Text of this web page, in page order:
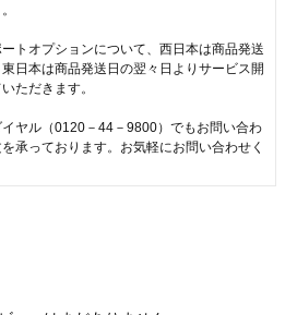
トオプションについて、西日本は商品発送
東日本は商品発送日の翌々日よりサービス開
ただきます。
ヤル（0120－44－9800）でもお問い合わ
承っております。お気軽にお問い合わせく